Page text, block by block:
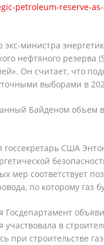
petroleum-reserve-
министра
нефтяного
Он считает, что
выборами в
Байденом объем
госсекретарь США
мер соответствует
по которому газ
Госдепартамент
участвовала в
при строительстве